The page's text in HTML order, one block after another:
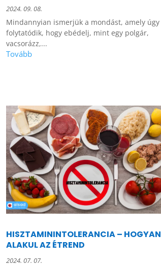
2024. 09. 08.
Mindannyian ismerjük a mondást, amely úgy
folytatódik, hogy ebédelj, mint egy polgár,
vacsorázz,...
HISZTAMININTOLERANCIA – HOGYAN
ALAKUL AZ ÉTREND
2024. 07. 07.